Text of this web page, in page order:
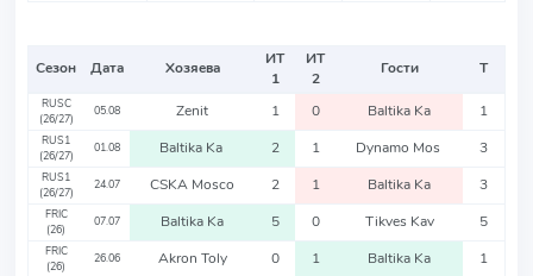
Сезон Дата Хозяева
ИТ
1
ИТ
2
Гости Т
RUSC
(26/27)
05.08 Zenit 1 0 Baltika Ka 1
RUS1
(26/27)
01.08 Baltika Ka 2 1 Dynamo Mos 3
RUS1
(26/27)
24.07 CSKA Mosco 2 1 Baltika Ka 3
FRIC
(26)
07.07 Baltika Ka 5 0 Tikves Kav 5
FRIC
(26)
26.06 Akron Toly 0 1 Baltika Ka 1